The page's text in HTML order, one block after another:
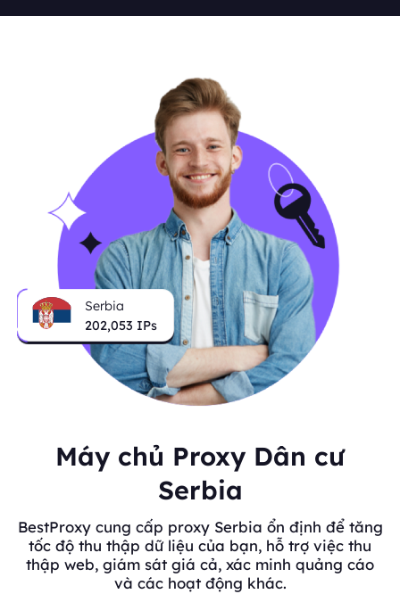
Serbia
202,053 IPs
Máy chủ Proxy Dân cư
Serbia
BestProxy cung cấp proxy Serbia ổn định để tăng
tốc độ thu thập dữ liệu của bạn, hỗ trợ việc thu
thập web, giám sát giá cả, xác minh quảng cáo
và các hoạt động khác.